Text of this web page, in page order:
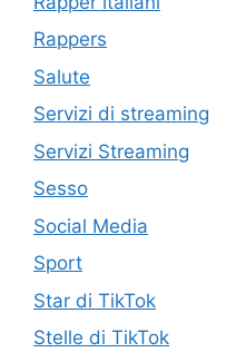
Rappers
Salute
Servizi di streaming
Servizi Streaming
Sesso
Social Media
Sport
Star di TikTok
Stelle di TikTok